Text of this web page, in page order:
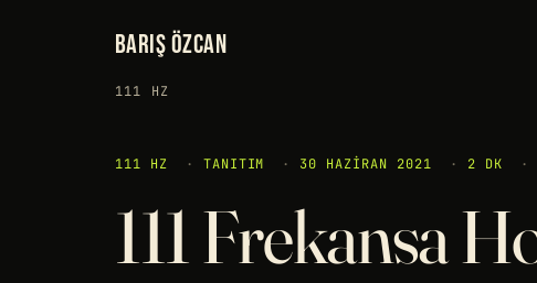
BARIŞ ÖZCAN
111 HZ
111 HZ · TANITIM · 30 HAZIRAN 2021 · 2 DK ·
111 Frekansa